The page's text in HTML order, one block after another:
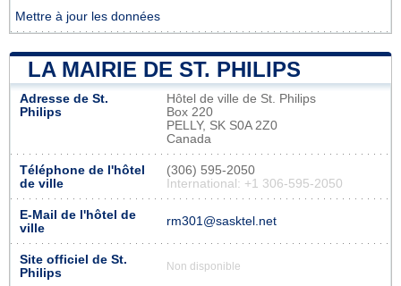
Mettre à jour les données
LA MAIRIE DE ST. PHILIPS
Adresse de St.
Philips
Hôtel de ville de St. Philips
Box 220
PELLY, SK S0A 2Z0
Canada
Téléphone de l'hôtel
de ville
(306) 595-2050
International: +1 306-595-2050
E-Mail de l'hôtel de
ville
rm301@sasktel.net
Site officiel de St.
Philips
Non disponible